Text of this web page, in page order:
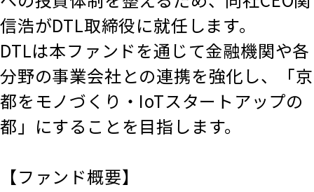
信浩がDTL取締役に就任します。
DTLは本ファンドを通じて金融機関や各
分野の事業会社との連携を強化し、「京
都をモノづくり・IoTスタートアップの
都」にすることを目指します。
【ファンド概要】